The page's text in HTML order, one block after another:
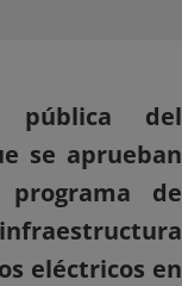
pública del
se aprueban
de
eléctricos en